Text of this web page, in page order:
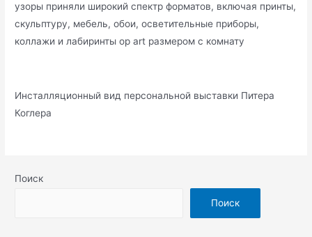
узоры приняли широкий спектр форматов, включая принты,
скульптуру, мебель, обои, осветительные приборы,
коллажи и лабиринты op art размером с комнату
Инсталляционный вид персональной выставки Питера
Коглера
Поиск
Поиск